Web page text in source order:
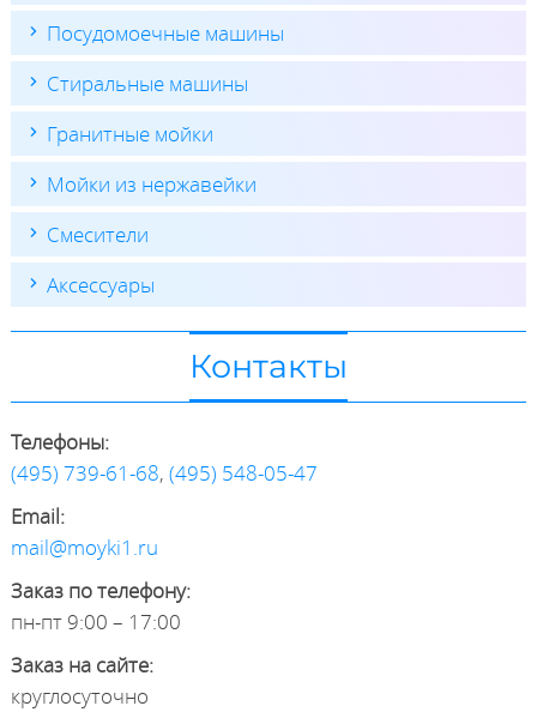
Посудомоечные машины
Стиральные машины
Гранитные мойки
Мойки из нержавейки
Смесители
Аксессуары
Контакты
Телефоны:
(495) 739-61-68, (495) 548-05-47
Email:
mail@moyki1.ru
Заказ по телефону:
пн-пт 9:00 – 17:00
Заказ на сайте:
круглосуточно